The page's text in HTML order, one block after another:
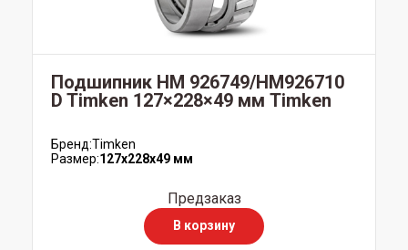
Подшипник HM 926749/HM926710
D Timken 127×228×49 мм Timken
Бренд:Timken
Размер:127x228x49 мм
Предзаказ
В корзину